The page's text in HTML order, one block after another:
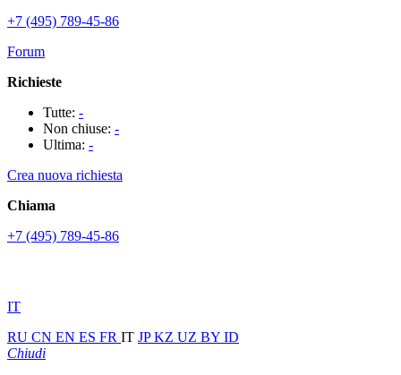
+7 (495) 789-45-86
Forum
Richieste
Tutte: -
Non chiuse: -
Ultima: -
Crea nuova richiesta
Chiama
+7 (495) 789-45-86
IT
RU CN EN ES FR IT JPKZ UZ BY ID
Chiudi